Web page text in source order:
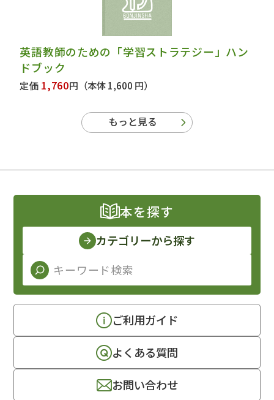
英語教師のための「学習ストラテジー」ハン
ドブック
定価 1,760円 （本体 1,600 円）
もっと見る
本を探す
カテゴリーから探す
ご利用ガイド
よくある質問
お問い合わせ